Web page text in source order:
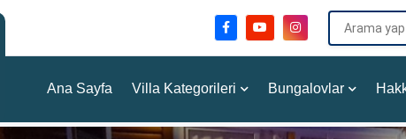
Ana Sayfa Villa Kategorileri Bungalovlar